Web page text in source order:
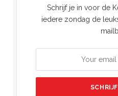
Schrijf je in voor de
iedere zondag de